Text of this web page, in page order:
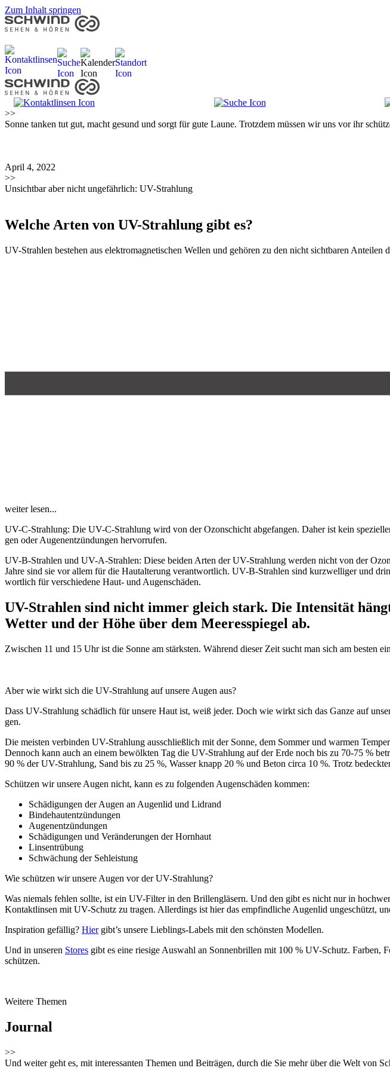
Zum Inhalt springen
>>
Sonne tanken tut gut, macht gesund und sorgt für gute Laune. Trotzdem müssen wir uns vor ihr
April 4, 2022
>>
Unsichtbar aber nicht ungefährlich: UV-Strahlung
Welche Arten von UV-Strahlung gibt es?
UV-Strahlen bestehen aus elektromagnetischen Wellen und gehören zu den nicht sichtbaren
weiter lesen...
UV-C-Strahlung: Die UV-C-Strah­lung wird von der Ozon­schicht ab­ge­fan­gen. Da­her ist kein
gen oder Au­gen­ent­zün­dun­gen her­vor­ru­fen.
UV-B-Strahlen und UV-A-Strahlen: Die­se bei­den Ar­ten der UV-Strah­lung wer­den nicht von der
Jah­re sind sie vor al­lem für die Haut­al­te­rung ver­ant­wort­lich. UV-B-Strah­len sind kurz­wel­li­ger und
wort­lich für ver­schie­de­ne Haut- und Au­gen­schä­den.
UV-Strahlen sind nicht immer gleich stark. Die Intensität
Wetter und der Höhe über dem Meeresspiegel ab.
Zwischen 11 und 15 Uhr ist die Sonne am stärksten. Während dieser Zeit sucht man sich am besten
Aber wie wirkt sich die UV-Strahlung auf unsere Augen aus?
Dass UV-Strah­lung schäd­lich für un­se­re Haut ist, weiß je­der. Doch wie wirkt sich das Gan­ze auf
gen.
Die meis­ten ver­bin­den UV-Strah­lung aus­schließ­lich mit der Son­ne, dem Som­mer und war­men
Den­noch kann auch an ei­nem be­wölk­ten Tag die UV-Strah­lung auf der Erde noch bis zu 70-75 %
90 % der UV-Strah­lung, Sand bis zu 25 %, Was­ser knapp 20 % und Be­ton cir­ca 10 %. Trotz
Schützen wir unsere Augen nicht, kann es zu folgenden Augenschäden kommen:
Schädigungen der Augen an Augenlid und Lidrand
Bindehautentzündungen
Augenentzündungen
Schädigungen und Veränderungen der Hornhaut
Linsentrübung
Schwächung der Sehleistung
Wie schützen wir unsere Augen vor der UV-Strahlung?
Was niemals fehlen sollte, ist ein UV-Filter in den Brillengläsern. Und den gibt es nicht nur in
Kontaktlinsen mit UV-Schutz zu tragen. Allerdings ist hier das empfindliche Augenlid ungeschützt,
Inspiration gefällig? Hiergibt’s unsere Lieblings-Labels mit den schönsten Modellen.
Und in unseren Stores gibt es eine riesige Auswahl an Sonnenbrillen mit 100 % UV-Schutz. Farben,
schützen.
Weitere Themen
Journal
>>
Und weiter geht es, mit interessanten Themen und Beiträgen, durch die Sie mehr über die Welt von